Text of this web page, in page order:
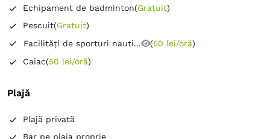
Echipament de badminton(Gratuit)
Pescuit(Gratuit)
Facilităţi de sporturi nauti...
(50 lei/oră)
Caiac(50 lei/oră)
Plajă
Plajă privată
Bar pe plaja proprie